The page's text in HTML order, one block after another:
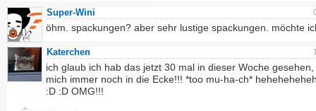
Super-Wini
öhm. spackungen? aber sehr lustige spackungen. möchte
Katerchen
ich glaub ich hab das jetzt 30 mal in dieser Woche
mich immer noch in die Ecke!!! *too mu-ha-ch*
:D :D OMG!!!